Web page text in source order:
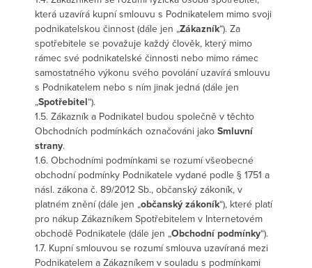
která uzavírá kupní smlouvu s Podnikatelem mimo svoji
podnikatelskou činnost (dále jen „Zákazník“). Za
spotřebitele se považuje každý člověk, který mimo
rámec své podnikatelské činnosti nebo mimo rámec
samostatného výkonu svého povolání uzavírá smlouvu
s Podnikatelem nebo s ním jinak jedná (dále jen
„Spotřebitel“).
1.5. Zákazník a Podnikatel budou společně v těchto
Obchodních podmínkách označováni jako Smluvní
strany.
1.6. Obchodními podmínkami se rozumí všeobecné
obchodní podmínky Podnikatele vydané podle § 1751 a
násl. zákona č. 89/2012 Sb., občanský zákoník, v
platném znění (dále jen „občanský zákoník“), které platí
pro nákup Zákazníkem Spotřebitelem v Internetovém
obchodě Podnikatele (dále jen „Obchodní podmínky“).
1.7. Kupní smlouvou se rozumí smlouva uzavíraná mezi
Podnikatelem a Zákazníkem v souladu s podmínkami